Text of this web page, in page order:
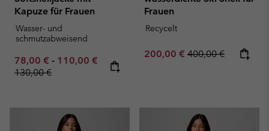
Kapuze für Frauen
Wasser- und
schmutzabweisend
Minimum sale price:
78,00 € - Maximum sale price:
110,00 € Regular price:
130,00 €
Frauen
Recycelt
Sale price:
200,00 € Regular price:
400,00 €